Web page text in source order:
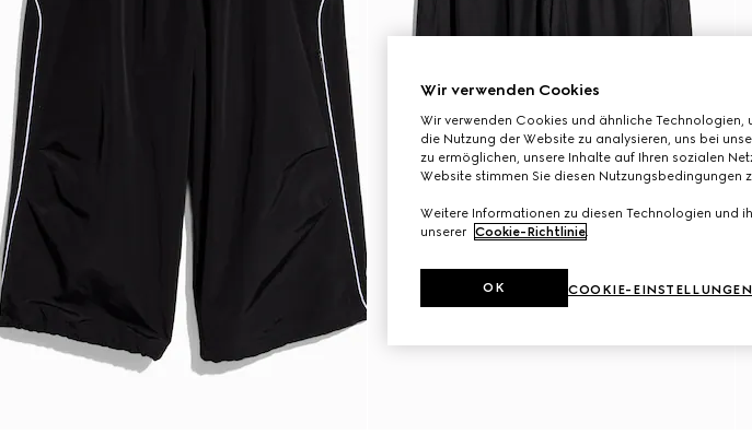
Wir verwenden Cookies
Wir verwenden Cookies und ähnliche
die Nutzung der Website zu analysieren, uns bei
zu ermöglichen, unsere Inhalte auf Ihren sozialen
Website stimmen Sie diesen Nutzungsbedingungen
Weitere Informationen zu diesen Technologien und
unserer Cookie-Richtlinie.
COOKIE-EINSTELLUNGEN
OK